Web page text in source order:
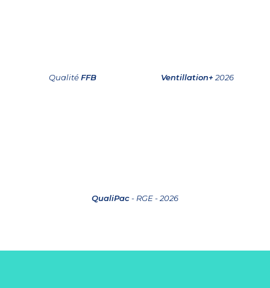
QualitéFFB Ventillation+ 2026
QualiPac- RGE - 2026